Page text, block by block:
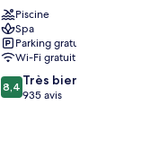
Hotel
Penang
Batu
Ferringhi
Piscine
Spa
Parking gratuit
Wi-Fi gratuit
8.4
sur
8,4 Très bien
935 avis